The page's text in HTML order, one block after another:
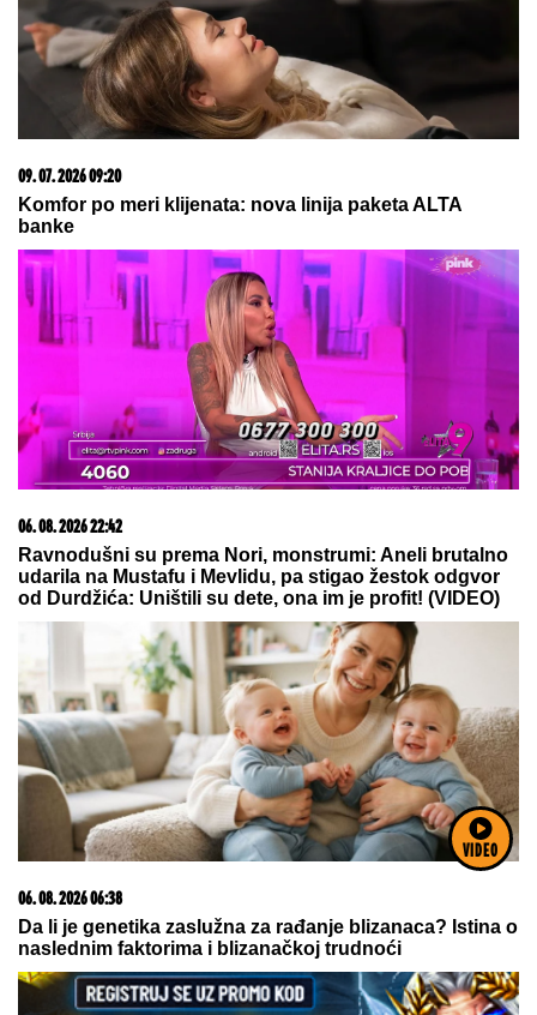
VIDEO
09. 07. 2026 09:20
Komfor po meri klijenata: nova linija paketa ALTA
banke
06. 08. 2026 22:42
Ravnodušni su prema Nori, monstrumi: Aneli brutalno
udarila na Mustafu i Mevlidu, pa stigao žestok odgvor
od Durdžića: Uništili su dete, ona im je profit! (VIDEO)
06. 08. 2026 06:38
Da li je genetika zaslužna za rađanje blizanaca? Istina o
naslednim faktorima i blizanačkoj trudnoći